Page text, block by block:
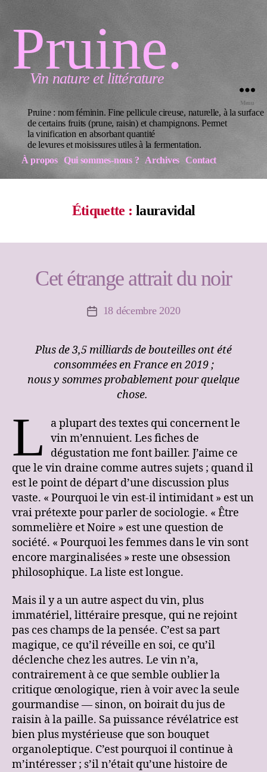
Pruine.
Vin nature et littérature
Menu
Étiquette : lauravidal
Cet étrange attrait du noir
Date18 décembre 2020
Plus de 3,5 milliards de bouteilles ont été
consommées en France en 2019 ;
nous y sommes probablement pour quelque
chose.
L
a plupart des textes qui concernent le
vin m’ennuient. Les fiches de
dégustation me font bailler. J’aime ce
que le vin draine comme autres sujets ; quand il
est le point de départ d’une discussion plus
vaste. « Pourquoi le vin est-il intimidant » est un
vrai prétexte pour parler de sociologie. « Être
sommelière et Noire » est une question de
société. « Pourquoi les femmes dans le vin sont
encore marginalisées » reste une obsession
philosophique. La liste est longue.
Mais il y a un autre aspect du vin, plus
immatériel, littéraire presque, qui ne rejoint
pas ces champs de la pensée. C’est sa part
magique, ce qu’il réveille en soi, ce qu’il
déclenche chez les autres. Le vin n’a,
contrairement à ce que semble oublier la
critique œnologique, rien à voir avec la seule
gourmandise — sinon, on boirait du jus de
raisin à la paille. Sa puissance révélatrice est
bien plus mystérieuse que son bouquet
organoleptique. C’est pourquoi il continue à
m’intéresser ; s’il n’était qu’une histoire de
Pruine : nom féminin. Fine pellicule cireuse, naturelle, à la surface
de certains fruits (prune, raisin) et champignons. Permet
la vinification en absorbant quantité
de levures et moisissures utiles à la fermentation.
À propos
Qui sommes-nous ? Archives Contact